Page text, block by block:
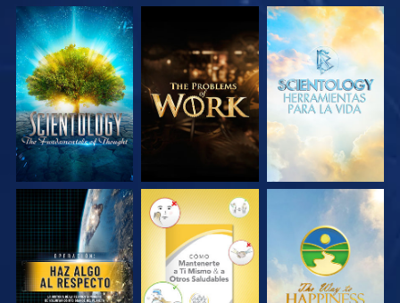
EXPLORA LAS
SERIES
EXPLORA LAS
SERIES
EXPLORA LAS
SERIES
VE VE VE